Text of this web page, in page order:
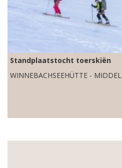
Standplaatstocht toerskiën
WINNEBACHSEEHÜTTE -